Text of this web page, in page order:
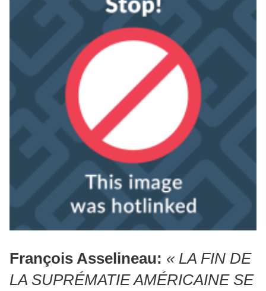
François Asselineau: « LA FIN DE
LA SUPRÉMATIE AMÉRICAINE SE